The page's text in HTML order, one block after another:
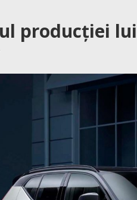
producției lui